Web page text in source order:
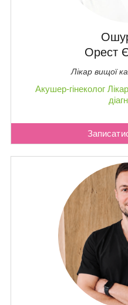
Орест
Лікар вищої
Акушер-гінеколог